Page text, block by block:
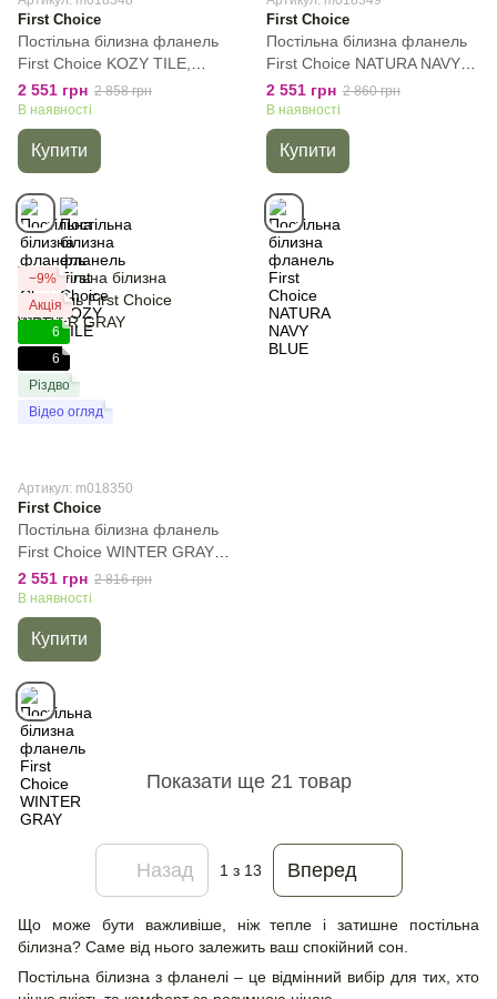
First Choice
Постільна білизна фланель
First Сhoice KOZY TILE,
Цегляний, 50х70см (2шт),
Євро, 200х220 см, 240х260
см
2 551 грн 2 858 грн
В наявності
Купити
First Choice
Постільна білизна фланель
First Сhoice NATURA NAVY
BLUE, Cиній, 50х70см (2шт),
Євро, 200х220 см, 240х260
см
2 551 грн 2 860 грн
В наявності
Купити
−9%
Акція
6
6
Різдво
Відео огляд
Артикул: m018350
First Choice
Постільна білизна фланель
First Сhoice WINTER GRAY,
Сірий, 50х70см (2шт), Євро,
200х220 см, 240х260 см
2 551 грн 2 816 грн
В наявності
Купити
Показати ще 21 товар
Назад 1з 13 Вперед
Що може бути важливіше, ніж тепле і затишне постільна
білизна? Саме від нього залежить ваш спокійний сон.
Постільна білизна з фланелі – це відмінний вибір для тих, хто